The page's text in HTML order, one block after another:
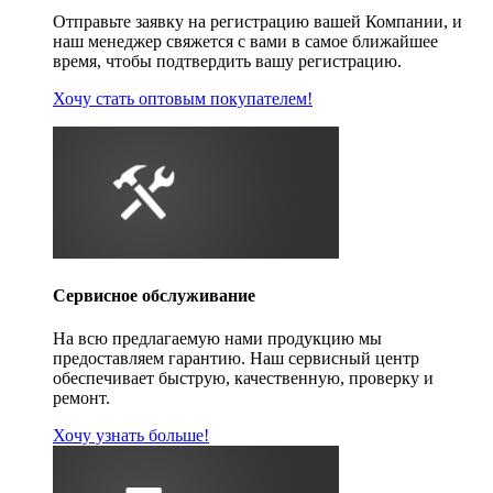
Отправьте заявку на регистрацию вашей Компании, и
наш менеджер свяжется с вами в самое ближайшее
время, чтобы подтвердить вашу регистрацию.
Хочу стать оптовым покупателем!
Сервисное обслуживание
На всю предлагаемую нами продукцию мы
предоставляем гарантию. Наш сервисный центр
обеспечивает быструю, качественную, проверку и
ремонт.
Хочу узнать больше!